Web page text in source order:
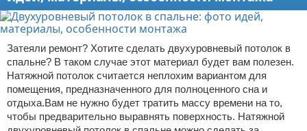
Затеяли ремонт? Хотите сделать двухуровневый потолок в
спальне? В таком случае этот материал будет вам полезен.
Натяжной потолок считается неплохим вариантом для
помещения, предназначенного для полноценного сна и
отдыха.Вам не нужно будет тратить массу времени на то,
чтобы предварительно выравнять поверхность. Натяжной